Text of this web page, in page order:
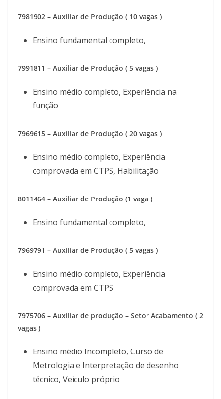
7981902 – Auxiliar de Produção ( 10 vagas )
Ensino fundamental completo,
7991811 – Auxiliar de Produção ( 5 vagas )
Ensino médio completo, Experiência na
função
7969615 – Auxiliar de Produção ( 20 vagas )
Ensino médio completo, Experiência
comprovada em CTPS, Habilitação
8011464 – Auxiliar de Produção (1 vaga )
Ensino fundamental completo,
7969791 – Auxiliar de Produção ( 5 vagas )
Ensino médio completo, Experiência
comprovada em CTPS
7975706 – Auxiliar de produção – Setor Acabamento ( 2
vagas )
Ensino médio Incompleto, Curso de
Metrologia e Interpretação de desenho
técnico, Veículo próprio